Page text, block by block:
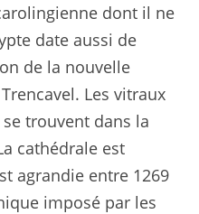
dont il ne
date aussi de
de la nouvelle
Les vitraux
trouvent dans la
cathédrale est
agrandie entre 1269
imposé par les